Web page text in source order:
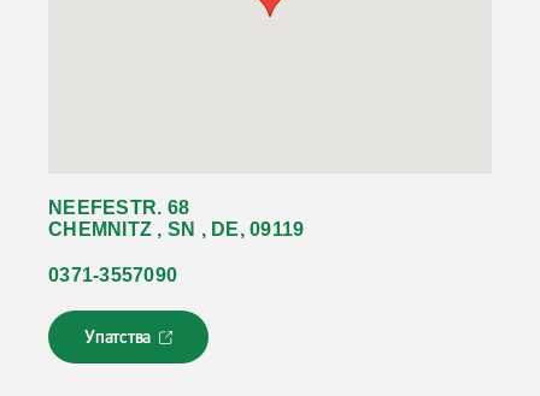
NEEFESTR. 68
CHEMNITZ , SN , DE, 09119
0371-3557090
Упатства
Л
и